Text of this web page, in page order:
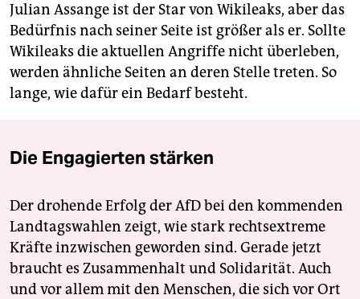
Julian Assange ist der Star von Wikileaks, aber das
Bedürfnis nach seiner Seite ist größer als er. Sollte
Wikileaks die aktuellen Angriffe nicht überleben,
werden ähnliche Seiten an deren Stelle treten. So
lange, wie dafür ein Bedarf besteht.
Die Engagierten stärken
Der drohende Erfolg der AfD bei den kommenden
Landtagswahlen zeigt, wie stark rechtsextreme
Kräfte inzwischen geworden sind. Gerade jetzt
braucht es Zusammenhalt und Solidarität. Auch
und vor allem mit den Menschen, die sich vor Ort